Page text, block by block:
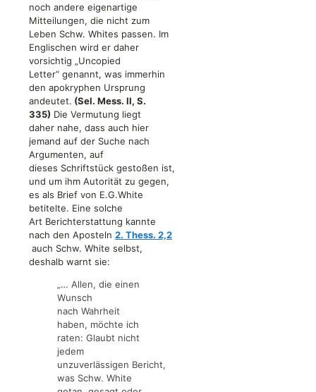
noch andere eigenartige
Mitteilungen, die nicht zum
Leben Schw. Whites passen. Im
Englischen wird er daher
vorsichtig „Uncopied
Letter“ genannt, was immerhin
den apokryphen Ursprung
andeutet. (Sel. Mess. II, S.
335) Die Vermutung liegt
daher nahe, dass auch hier
jemand auf der Suche nach
Argumenten, auf
dieses Schriftstück gestoßen ist,
und um ihm Autorität zu gegen,
es als Brief von E.G.White
betitelte. Eine solche
Art Berichterstattung kannte
nach den Aposteln 2. Thess. 2,2
auch Schw. White selbst,
deshalb warnt sie:
„… Allen, die einen
Wunsch
nach Wahrheit
haben, möchte ich
raten: Glaubt nicht
jedem
unzuverlässigen Bericht,
was Schw. White